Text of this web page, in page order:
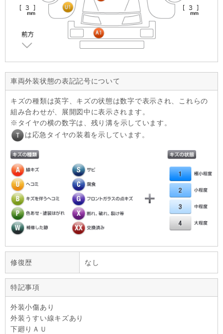
車両外装状態の表記記号について
キズの種類は英字、キズの状態は数字で表示され、これらの
組み合わせが、展開図中に表示されます。
タイヤの横の数字は、残り溝を示しています。
は応急タイヤの装着を示しています。
修復歴 なし
特記事項
外装小傷あり
外装うすい線キズあり
下廻りＡＵ